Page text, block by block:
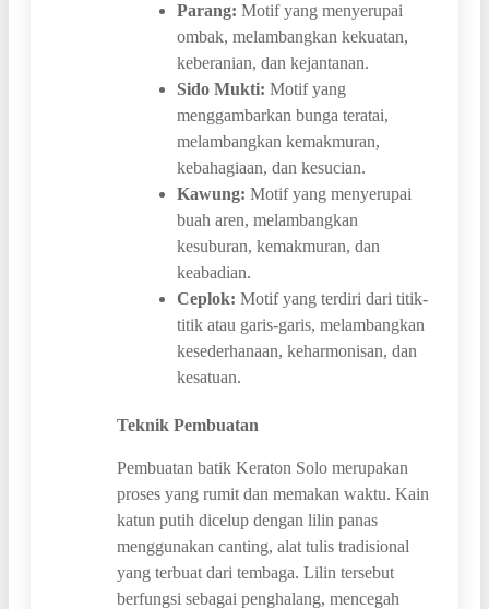
Parang: Motif yang menyerupai
ombak, melambangkan kekuatan,
keberanian, dan kejantanan.
Sido Mukti: Motif yang
menggambarkan bunga teratai,
melambangkan kemakmuran,
kebahagiaan, dan kesucian.
Kawung: Motif yang menyerupai
buah aren, melambangkan
kesuburan, kemakmuran, dan
keabadian.
Ceplok: Motif yang terdiri dari titik-
titik atau garis-garis, melambangkan
kesederhanaan, keharmonisan, dan
kesatuan.
Teknik Pembuatan
Pembuatan batik Keraton Solo merupakan
proses yang rumit dan memakan waktu. Kain
katun putih dicelup dengan lilin panas
menggunakan canting, alat tulis tradisional
yang terbuat dari tembaga. Lilin tersebut
berfungsi sebagai penghalang, mencegah